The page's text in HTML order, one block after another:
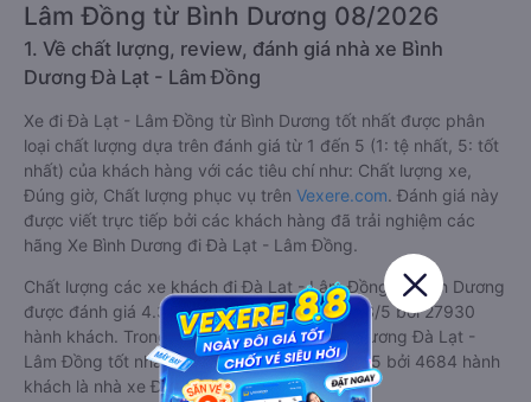
Lâm Đồng từ Bình Dương 08/2026
1. Về chất lượng, review, đánh giá nhà xe Bình
Dương Đà Lạt - Lâm Đồng
Xe đi Đà Lạt - Lâm Đồng từ Bình Dương tốt nhất được phân
loại chất lượng dựa trên đánh giá từ 1 đến 5 (1: tệ nhất, 5: tốt
nhất) của khách hàng với các tiêu chí như: Chất lượng xe,
Đúng giờ, Chất lượng phục vụ trên Vexere.com. Đánh giá này
được viết trực tiếp bởi các khách hàng đã trải nghiệm các
hãng Xe Bình Dương đi Đà Lạt - Lâm Đồng.
Chất lượng các xe khách đi Đà Lạt - Lâm Đồng từ Bình Dương
được đánh giá 4.3, với điểm trung bình là 4.3/5 bởi 27930
hành khách. Trong đó hãng xe khách Bình Dương Đà Lạt -
Lâm Đồng tốt nhất tuyến được đánh giá 4.9/5 bởi 4684 hành
khách là nhà xe Đà Lạt ơi.